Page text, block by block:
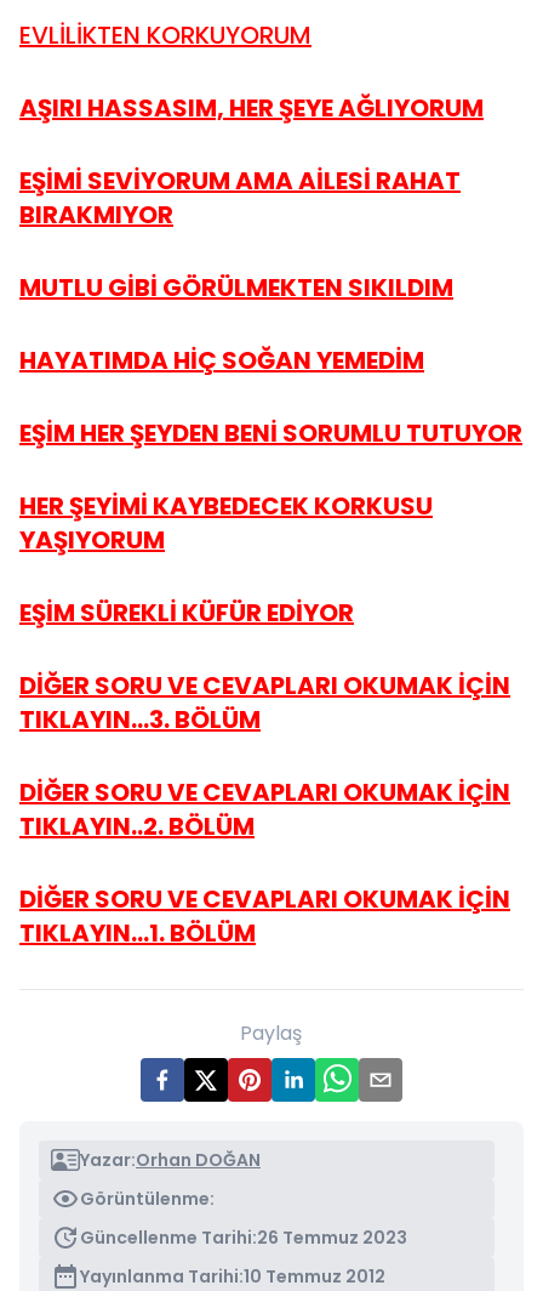
EVLİLİKTEN KORKUYORUM
AŞIRI HASSASIM, HER ŞEYE AĞLIYORUM
EŞİMİ SEVİYORUM AMA AİLESİ RAHAT
BIRAKMIYOR
MUTLU GİBİ GÖRÜLMEKTEN SIKILDIM
HAYATIMDA HİÇ SOĞAN YEMEDİM
EŞİM HER ŞEYDEN BENİ SORUMLU TUTUYOR
HER ŞEYİMİ KAYBEDECEK KORKUSU
YAŞIYORUM
EŞİM SÜREKLİ KÜFÜR EDİYOR
DİĞER SORU VE CEVAPLARI OKUMAK İÇİN
TIKLAYIN...3. BÖLÜM
DİĞER SORU VE CEVAPLARI OKUMAK İÇİN
TIKLAYIN..2. BÖLÜM
DİĞER SORU VE CEVAPLARI OKUMAK İÇİN
TIKLAYIN...1. BÖLÜM
Paylaş
Yazar:Orhan DOĞAN
Görüntülenme:
Güncellenme Tarihi:26 Temmuz 2023
Yayınlanma Tarihi:10 Temmuz 2012